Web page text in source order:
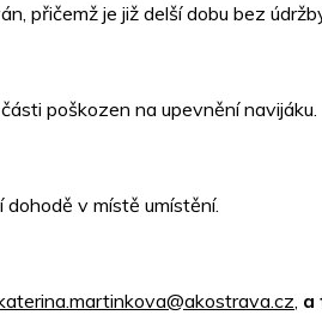
přičemž je již delší dobu bez
poškozen na upevnění navijáku.
v místě umístění.
, a